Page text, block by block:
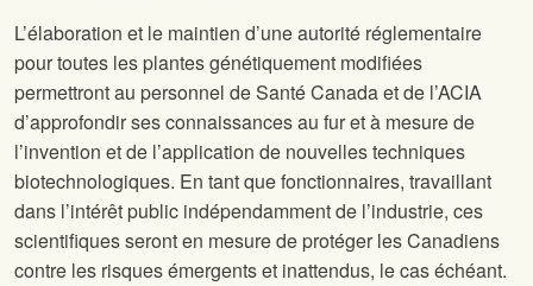
L’élaboration et le maintien d’une autorité réglementaire
pour toutes les plantes génétiquement modifiées
permettront au personnel de Santé Canada et de l’ACIA
d’approfondir ses connaissances au fur et à mesure de
l’invention et de l’application de nouvelles techniques
biotechnologiques. En tant que fonctionnaires, travaillant
dans l’intérêt public indépendamment de l’industrie, ces
scientifiques seront en mesure de protéger les Canadiens
contre les risques émergents et inattendus, le cas échéant.